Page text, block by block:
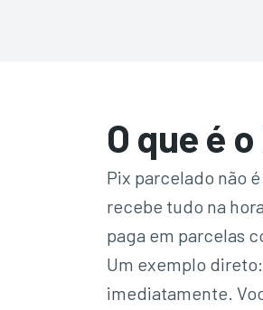
O que é
Pix parcelado não
recebe tudo na
paga em parcelas
Um exemplo
imediatamente.